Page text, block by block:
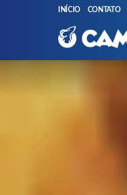
INÍCIO CONTATO